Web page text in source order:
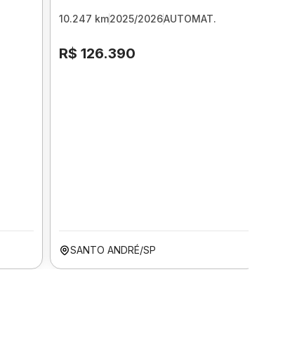
10.247 km2025/2026AUTOMAT.
R$ 126.390
SANTO ANDRÉ/SP